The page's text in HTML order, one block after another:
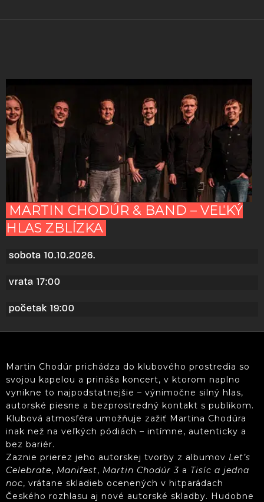
MARTIN CHODÚR & BAND – VEĽKÝ
HLAS ZBLÍZKA
sobota 10.10.2026.
vrata 17:00
početak 19:00
Martin Chodúr prichádza do klubového prostredia so
svojou kapelou a prináša koncert, v ktorom naplno
vynikne to najpodstatnejšie – výnimočne silný hlas,
autorské piesne a bezprostredný kontakt s publikom.
Klubová atmosféra umožňuje zažiť Martina Chodúra
inak než na veľkých pódiách – intímne, autenticky a
bez bariér.
Zaznie prierez jeho autorskej tvorby z albumov Let’s
Celebrate, Manifest, Martin Chodúr 3 a Tisíc a jedna
noc, vrátane skladieb ocenených v hitparádach
Českého rozhlasu aj nové autorské skladby. Hudobne